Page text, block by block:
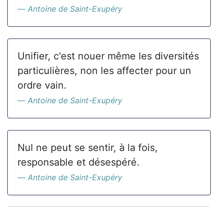
Antoine de Saint-Exupéry
Unifier, c'est nouer même les diversités
particulières, non les affecter pour un
ordre vain.
Antoine de Saint-Exupéry
Nul ne peut se sentir, à la fois,
responsable et désespéré.
Antoine de Saint-Exupéry